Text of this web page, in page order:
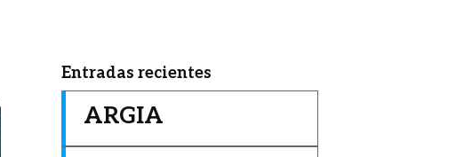
Entradas recientes
ARGIA